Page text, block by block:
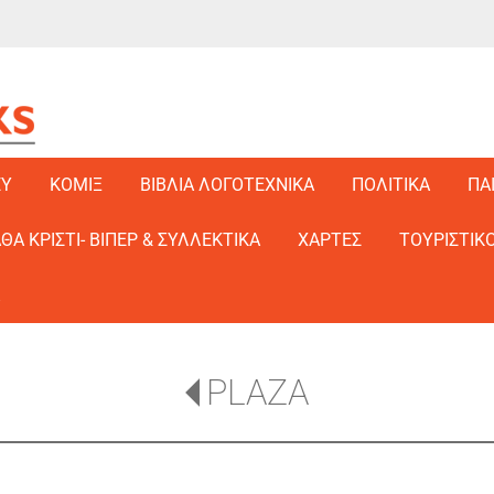
ΚΟΜΙΞ ΒΙΒΛΙΑ ΛΟΓΟΤΕΧΝΙΚΑ ΠΟΛΙΤΙΚΑ
ΚΡΙΣΤΙ- ΒΙΠΕΡ & ΣΥΛΛΕΚΤΙΚΑ ΧΑΡΤΕΣ
PLAZA